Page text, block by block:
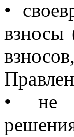
•
взносы
• не